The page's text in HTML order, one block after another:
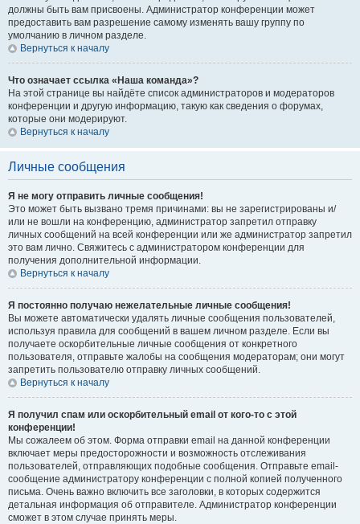
должны быть вам присвоены. Администратор конференции может
предоставить вам разрешение самому изменять вашу группу по
умолчанию в личном разделе.
Вернуться к началу
Что означает ссылка «Наша команда»?
На этой странице вы найдёте список администраторов и модераторов
конференции и другую информацию, такую как сведения о форумах,
которые они модерируют.
Вернуться к началу
Личные сообщения
Я не могу отправить личные сообщения!
Это может быть вызвано тремя причинами: вы не зарегистрированы и/
или не вошли на конференцию, администратор запретил отправку
личных сообщений на всей конференции или же администратор запретил
это вам лично. Свяжитесь с администратором конференции для
получения дополнительной информации.
Вернуться к началу
Я постоянно получаю нежелательные личные сообщения!
Вы можете автоматически удалять личные сообщения пользователей,
используя правила для сообщений в вашем личном разделе. Если вы
получаете оскорбительные личные сообщения от конкретного
пользователя, отправьте жалобы на сообщения модераторам; они могут
запретить пользователю отправку личных сообщений.
Вернуться к началу
Я получил спам или оскорбительный email от кого-то с этой
конференции!
Мы сожалеем об этом. Форма отправки email на данной конференции
включает меры предосторожности и возможность отслеживания
пользователей, отправляющих подобные сообщения. Отправьте email-
сообщение администратору конференции с полной копией полученного
письма. Очень важно включить все заголовки, в которых содержится
детальная информация об отправителе. Администратор конференции
сможет в этом случае принять меры.